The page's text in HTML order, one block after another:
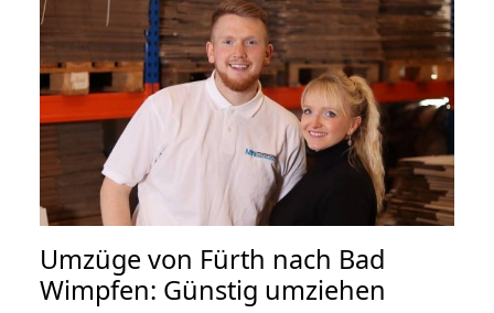
Umzüge von Fürth nach Bad
Wimpfen: Günstig umziehen